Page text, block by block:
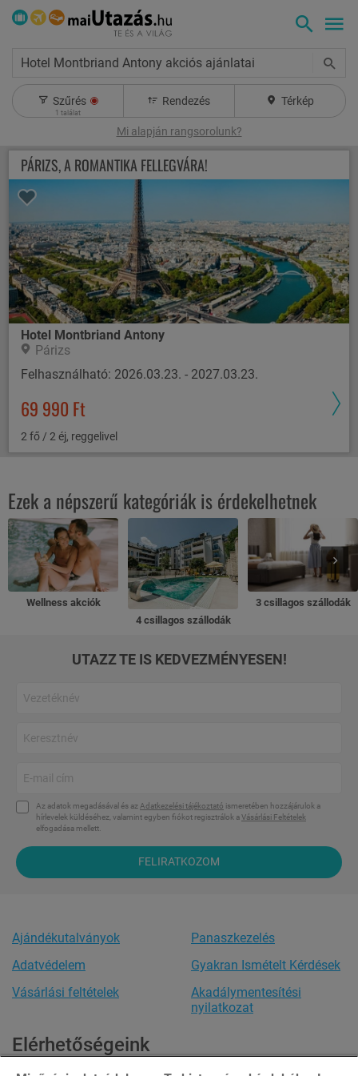
Hotel Montbriand Antony akciós ajánlatai
Szűrés
1 találat
Rendezés Térkép
Mi alapján rangsorolunk?
PÁRIZS, A ROMANTIKA FELLEGVÁRA!
Hotel Montbriand Antony
Párizs
Felhasználható: 2026.03.23. - 2027.03.23.
69 990 Ft
2 fő / 2 éj, reggelivel
Ezek a népszerű kategóriák is érdekelhetnek
Wellness akciók
4 csillagos szállodák
3 csillagos szállodák
UTAZZ TE IS KEDVEZMÉNYESEN!
Az adatok megadásával és az Adatkezelési tájékoztató ismeretében hozzájárulok a
hírlevelek küldéséhez, valamint egyben fiókot regisztrálok aVásárlási Feltételek
elfogadása mellett.
FELIRATKOZOM
Ajándékutalványok
Adatvédelem
Vásárlási feltételek
Panaszkezelés
Gyakran Ismételt Kérdések
Akadálymentesítési
nyilatkozat
Elérhetőségeink